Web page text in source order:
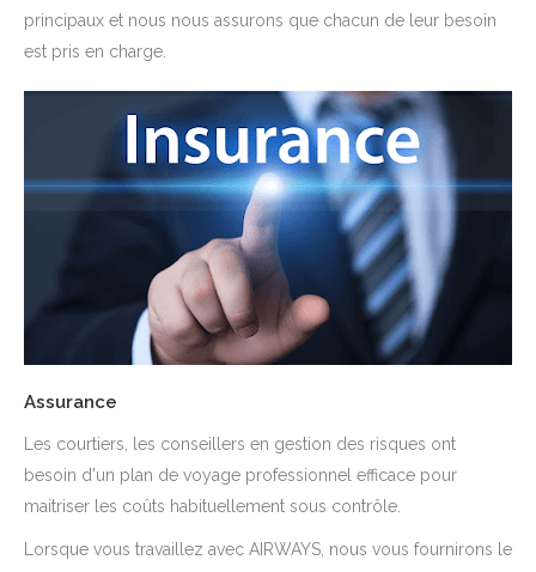
principaux et nous nous assurons que chacun de leur besoin
est pris en charge.
Assurance
Les courtiers, les conseillers en gestion des risques ont
besoin d'un plan de voyage professionnel efficace pour
maitriser les coûts habituellement sous contrôle.
Lorsque vous travaillez avec AIRWAYS, nous vous fournirons le